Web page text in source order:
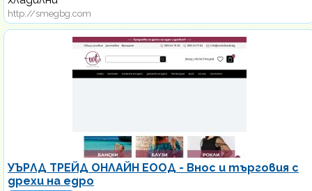
http://smegbg.com
УЪРЛД ТРЕЙД ОНЛАЙН ЕООД - Внос и търговия с
дрехи на едро